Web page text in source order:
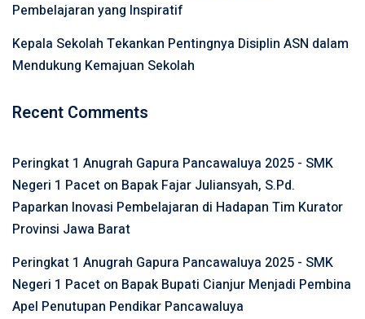
Pembelajaran yang Inspiratif
Kepala Sekolah Tekankan Pentingnya Disiplin ASN dalam
Mendukung Kemajuan Sekolah
Recent Comments
Peringkat 1 Anugrah Gapura Pancawaluya 2025 - SMK
Negeri 1 Pacet on Bapak Fajar Juliansyah, S.Pd.
Paparkan Inovasi Pembelajaran di Hadapan Tim Kurator
Provinsi Jawa Barat
Peringkat 1 Anugrah Gapura Pancawaluya 2025 - SMK
Negeri 1 Pacet on Bapak Bupati Cianjur Menjadi Pembina
Apel Penutupan Pendikar Pancawaluya